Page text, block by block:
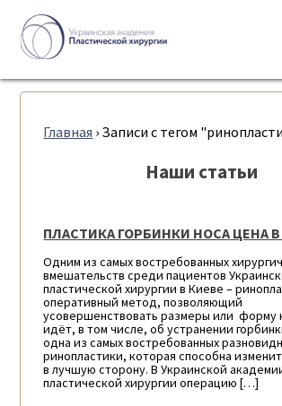
Главная › Записи с тегом
Наши статьи
ПЛАСТИКА ГОРБИНКИ НОСА ЦЕНА В
Одним из самых востребованных
вмешательств среди пациентов
пластической хирургии в Киеве –
оперативный метод, позволяющий
усовершенствовать размеры или форму
идёт, в том числе, об устранении
одна из самых востребованных
ринопластики, которая способна
в лучшую сторону. В Украинской
пластической хирургии операцию […]